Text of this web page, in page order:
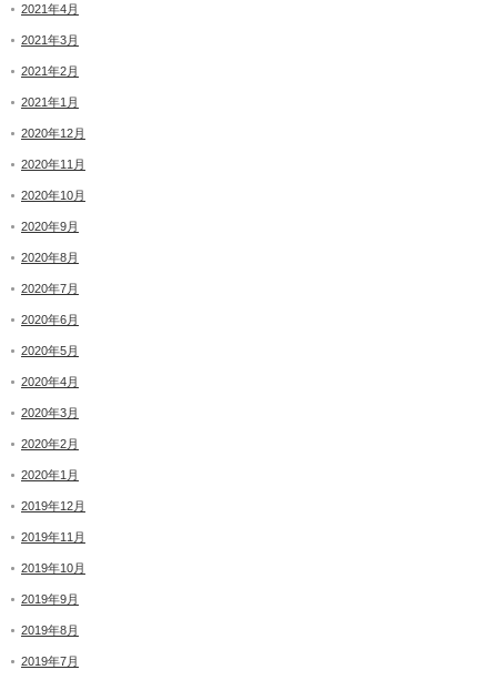
2021年4月
2021年3月
2021年2月
2021年1月
2020年12月
2020年11月
2020年10月
2020年9月
2020年8月
2020年7月
2020年6月
2020年5月
2020年4月
2020年3月
2020年2月
2020年1月
2019年12月
2019年11月
2019年10月
2019年9月
2019年8月
2019年7月